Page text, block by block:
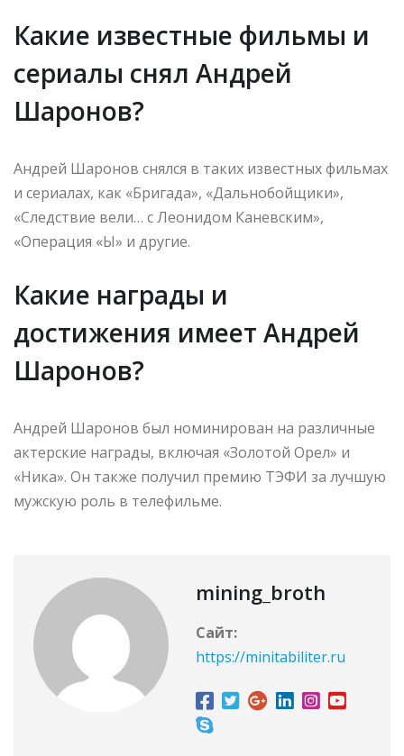
Какие известные фильмы и
сериалы снял Андрей
Шаронов?
Андрей Шаронов снялся в таких известных фильмах
и сериалах, как «Бригада», «Дальнобойщики»,
«Следствие вели… с Леонидом Каневским»,
«Операция «Ы» и другие.
Какие награды и
достижения имеет Андрей
Шаронов?
Андрей Шаронов был номинирован на различные
актерские награды, включая «Золотой Орел» и
«Ника». Он также получил премию ТЭФИ за лучшую
мужскую роль в телефильме.
mining_broth
Сайт:
https://minitabiliter.ru